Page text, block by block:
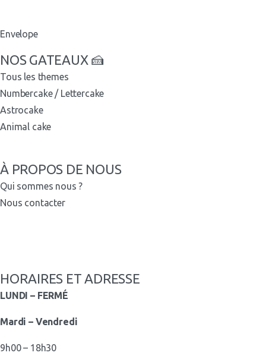
Envelope
NOS GATEAUX 🍰
Tous les themes
Numbercake / Lettercake
Astrocake
Animal cake
À PROPOS DE NOUS
Qui sommes nous ?
Nous contacter
HORAIRES ET ADRESSE
LUNDI – FERMÉ
Mardi – Vendredi
9h00 – 18h30